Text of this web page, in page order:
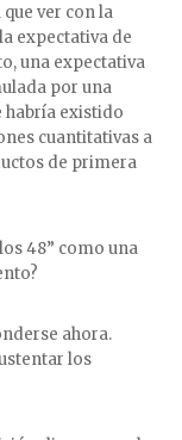
ver con la
expectativa de
una expectativa
por una
habría existido
cuantitativas a
de primera
48” como una
ahora.
los